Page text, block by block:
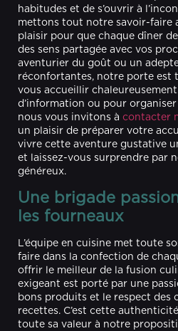
habitudes et de s’ouvrir à
mettons tout notre savoir-faire
plaisir pour que chaque dîner
des sens partagée avec vos
aventurier du goût ou un
réconfortantes, notre porte est
vous accueillir
d’information ou pour
nous vous invitons à contacter
un plaisir de préparer votre
vivre cette aventure gustative
et laissez-vous surprendre par
généreux.
Une brigade
les fourneaux
L’équipe en cuisine met toute
faire dans la confection de
offrir le meilleur de la fusion
exigeant est porté par une
bons produits et le respect des
recettes. C’est cette
toute sa valeur à notre